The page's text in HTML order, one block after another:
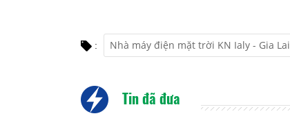
: Nhà máy điện mặt trời KN Ialy - Gia Lai
Tin đã đưa